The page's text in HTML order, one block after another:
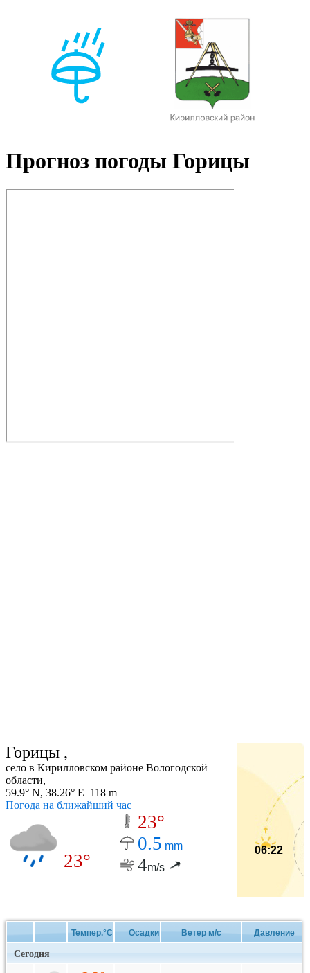
Прогноз погоды Горицы
Горицы ,
село в Кирилловском районе Вологодской
области,
59.9° N, 38.26° E 118 m
Погода на ближайший час
23°
23°
0.5 mm
4m/s
06:22
Темпер.°C Осадки Ветер м/с Давление
Сегодня